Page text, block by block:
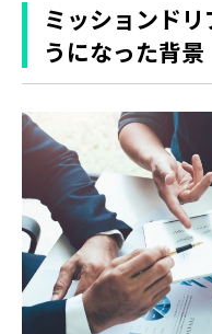
ミッションド
うになった背景